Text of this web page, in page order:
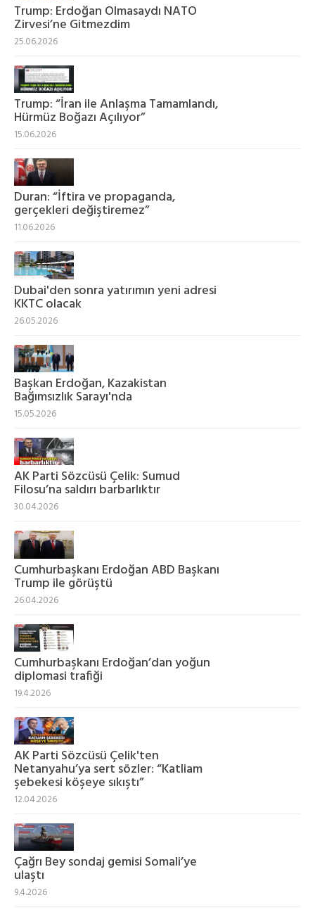
Trump: Erdoğan Olmasaydı NATO
Zirvesi’ne Gitmezdim
25.06.2026
Trump: “İran ile Anlaşma Tamamlandı,
Hürmüz Boğazı Açılıyor”
15.06.2026
Duran: “İftira ve propaganda,
gerçekleri değiştiremez”
11.06.2026
Dubai'den sonra yatırımın yeni adresi
KKTC olacak
26.05.2026
Başkan Erdoğan, Kazakistan
Bağımsızlık Sarayı'nda
15.05.2026
AK Parti Sözcüsü Çelik: Sumud
Filosu’na saldırı barbarlıktır
30.04.2026
Cumhurbaşkanı Erdoğan ABD Başkanı
Trump ile görüştü
26.04.2026
Cumhurbaşkanı Erdoğan’dan yoğun
diplomasi trafiği
19.4.2026
AK Parti Sözcüsü Çelik'ten
Netanyahu’ya sert sözler: “Katliam
şebekesi köşeye sıkıştı”
12.04.2026
Çağrı Bey sondaj gemisi Somali’ye
ulaştı
9.4.2026